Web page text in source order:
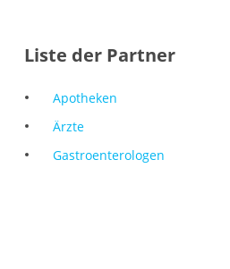
Liste der Partner
Apotheken
Ärzte
Gastroenterologen